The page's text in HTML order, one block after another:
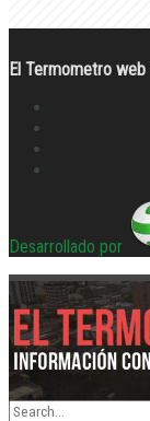
El Termometro web
Desarrollado por